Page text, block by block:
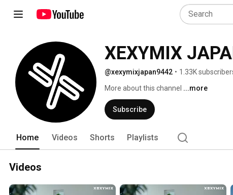
XEXYMIX
@xexymixjapan9442 • 1.33K
More about this channel ...more
Subscribe
Home Videos Shorts Playlists
Videos